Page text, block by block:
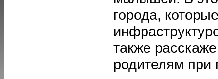
города,
также
родителям при